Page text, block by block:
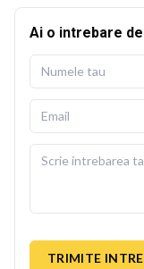
Ai o intrebare
TRIMITE